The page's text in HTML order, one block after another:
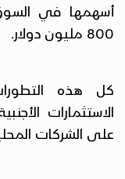
أسهمها في
800 مليون دولار.
كل هذه
الاستثمارات
على الشركات